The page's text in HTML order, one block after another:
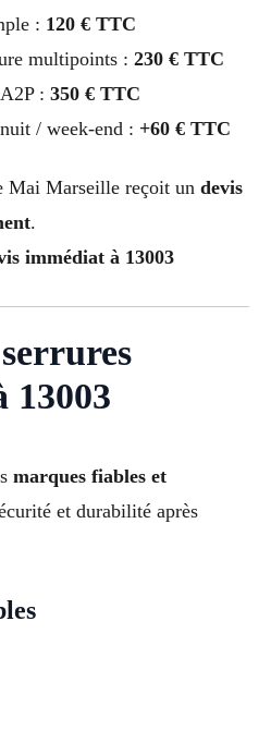
: 120 € TTC
multipoints : 230 € TTC
: 350 € TTC
/ week-end : +60 € TTC
Mai Marseille reçoit un devis
.
immédiat à 13003
13003
marques fiables et
et durabilité après